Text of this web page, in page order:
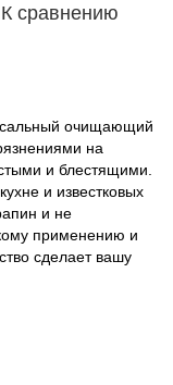
К сравнению
очищающий
на
и блестящими.
и известковых
и не
применению и
сделает вашу